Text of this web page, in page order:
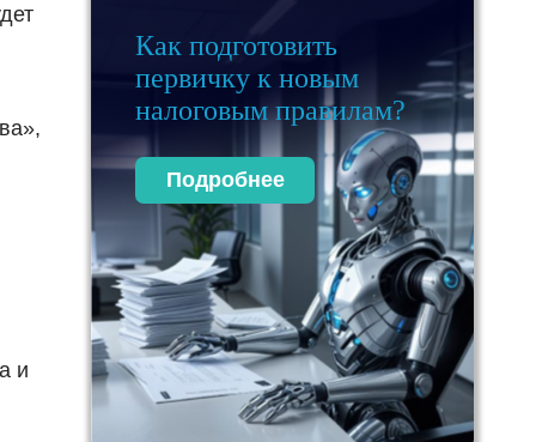
и
Как подготовить
первичку к новым
налоговым правилам?
Подробнее